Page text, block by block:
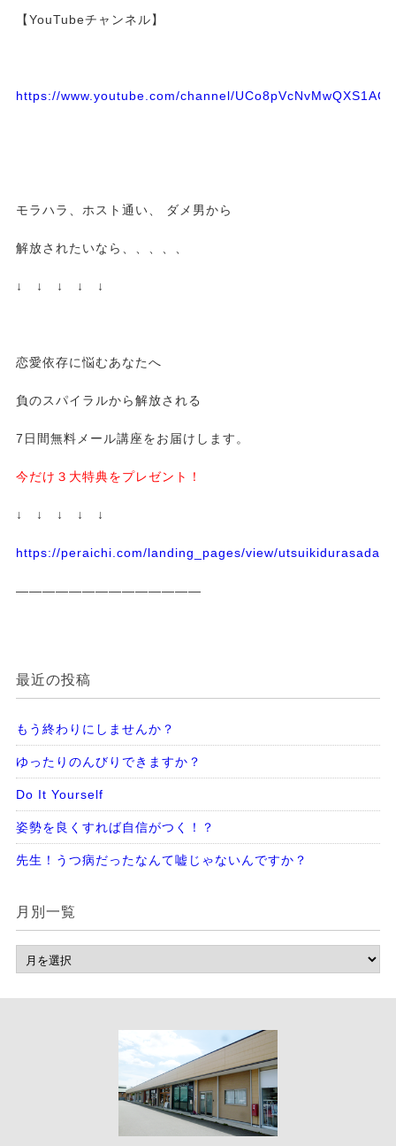
【YouTubeチャンネル】
https://www.youtube.com/channel/
モラハラ、ホスト通い、 ダメ男から
解放されたいなら、、、、、
↓ ↓ ↓ ↓ ↓
恋愛依存に悩むあなたへ
負のスパイラルから解放される
7日間無料メール講座をお届けします。
今だけ３大特典をプレゼント！
↓ ↓ ↓ ↓ ↓
https://peraichi.com/landing_pages/view/
——————————————
最近の投稿
もう終わりにしませんか？
ゆったりのんびりできますか？
Do It Yourself
姿勢を良くすれば自信がつく！？
先生！うつ病だったなんて嘘じゃないんですか？
月別一覧